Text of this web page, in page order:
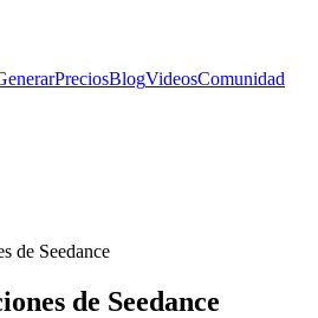
PreciosBlogVideosComunidad
de Seedance
de Seedance